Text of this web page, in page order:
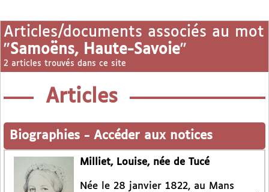
Articles/documents associés au mot
"Samoëns, Haute-Savoie"
2 articles trouvés dans ce site
Articles
Biographies - Accéder aux notices
Milliet, Louise, née de Tucé
Née le 28 janvier 1822, au Mans